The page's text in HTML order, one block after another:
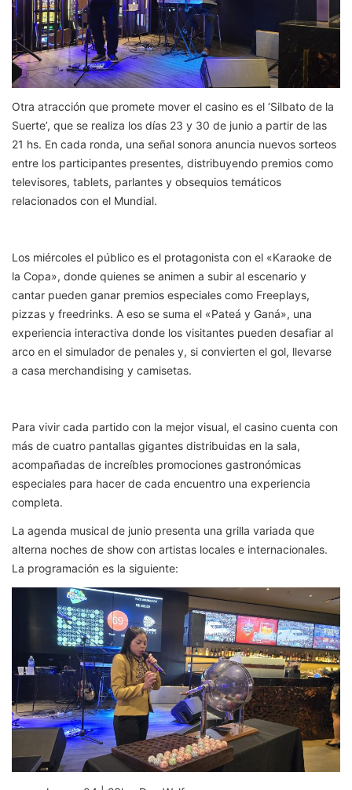
Otra atracción que promete mover el casino es el ‘Silbato de la
Suerte’, que se realiza los días 23 y 30 de junio a partir de las
21 hs. En cada ronda, una señal sonora anuncia nuevos sorteos
entre los participantes presentes, distribuyendo premios como
televisores, tablets, parlantes y obsequios temáticos
relacionados con el Mundial.
Los miércoles el público es el protagonista con el «Karaoke de
la Copa», donde quienes se animen a subir al escenario y
cantar pueden ganar premios especiales como Freeplays,
pizzas y freedrinks. A eso se suma el «Pateá y Ganá», una
experiencia interactiva donde los visitantes pueden desafiar al
arco en el simulador de penales y, si convierten el gol, llevarse
a casa merchandising y camisetas.
Para vivir cada partido con la mejor visual, el casino cuenta con
más de cuatro pantallas gigantes distribuidas en la sala,
acompañadas de increíbles promociones gastronómicas
especiales para hacer de cada encuentro una experiencia
completa.
La agenda musical de junio presenta una grilla variada que
alterna noches de show con artistas locales e internacionales.
La programación es la siguiente: